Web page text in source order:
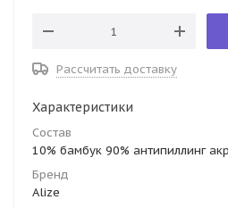
Рассчитать доставку
Характеристики
Состав
10% бамбук 90% антипиллинг
Бренд
Alize